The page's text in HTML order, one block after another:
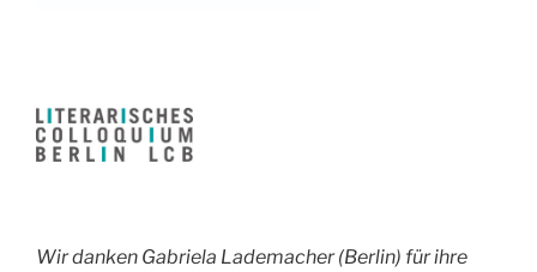
Wir danken Gabriela Lademacher (Berlin) für ihre